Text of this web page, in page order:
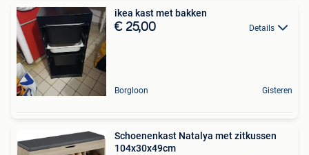
ikea kast met bakken
€ 25,00 Details
Borgloon Gisteren
Schoenenkast Natalya met zitkussen
104x30x49cm